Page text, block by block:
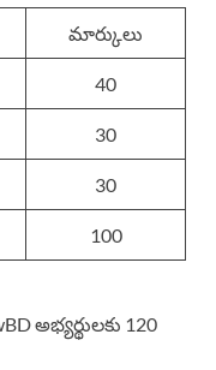
మార్కులు
40
30
30
100
అభ్యర్థులకు 120